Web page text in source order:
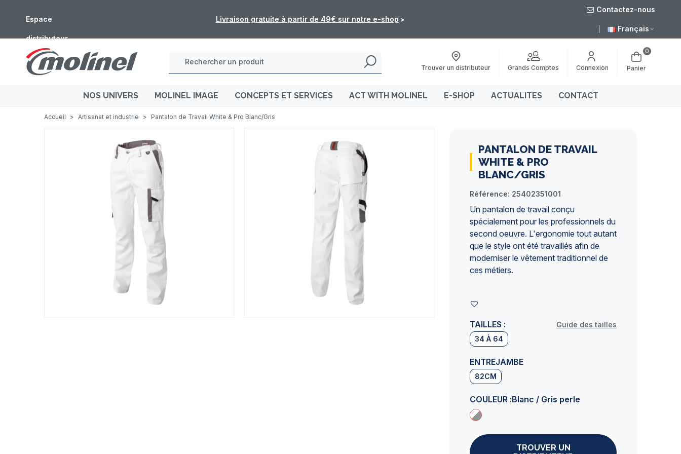
Espace
distributeur
Fermeture estivale : les commandes de l'e-shop ne seront pas traitées du 5 au 16 août
Contactez-nous
Français
Trouver un distributeur Grands Comptes Connexion Panier
0
NOS UNIVERS MOLINEL IMAGE CONCEPTS ET SERVICES ACT WITH MOLINEL E-SHOP ACTUALITES CONTACT
Accueil > Artisanat et industrie > Pantalon de Travail White & Pro Blanc/Gris
PANTALON DE TRAVAIL
WHITE & PRO
BLANC/GRIS
Référence: 25402351001
Un pantalon de travail conçu
spécialement pour les professionnels du
second oeuvre. L'ergonomie tout autant
que le style ont été travaillés afin de
moderniser le vêtement traditionnel de
ces métiers.
TAILLES :
34 À 64
Guide des tailles
ENTREJAMBE
82CM
COULEUR :Blanc / Gris perle
TROUVER UN